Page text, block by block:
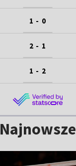
1 - 0
2 - 1
1 - 2
Najnowsze